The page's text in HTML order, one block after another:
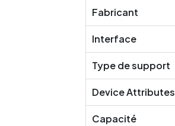
Fabricant
Interface
Type de support
Device Attributes
Capacité